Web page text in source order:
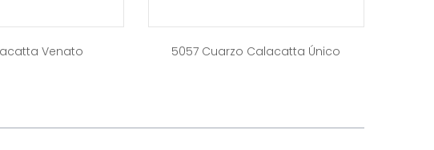
Venato 5057 Cuarzo Calacatta Único